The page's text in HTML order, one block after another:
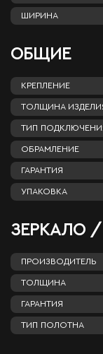
ШИРИНА
ОБЩИЕ
КРЕПЛЕНИЕ
ТОЛЩИНА
ТИП
ОБРАМЛЕНИЕ
ГАРАНТИЯ
УПАКОВКА
ЗЕРКАЛО
ПРОИЗВОДИТЕЛЬ
ТОЛЩИНА
ГАРАНТИЯ
ТИП ПОЛОТНА